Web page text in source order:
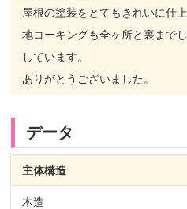
屋根の塗装をとてもきれいに仕
地コーキングも全ヶ所と裏まで
しています。
ありがとうございました。
データ
主体構造
木造